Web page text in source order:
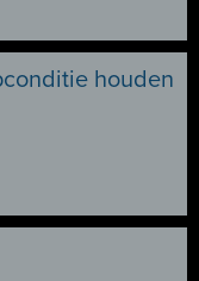
houden